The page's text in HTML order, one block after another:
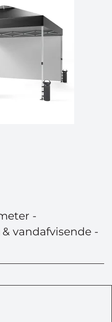
-
vandafvisende -